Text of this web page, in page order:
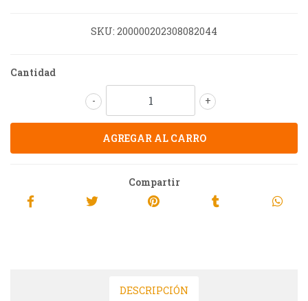
SKU: 200000202308082044
Cantidad
+
-
Compartir
DESCRIPCIÓN